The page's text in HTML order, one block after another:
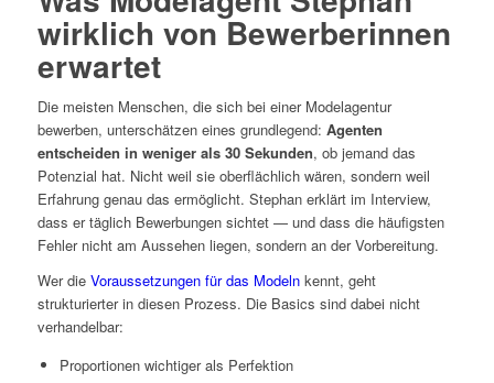
wirklich von Bewerberinnen
erwartet
Die meisten Menschen, die sich bei einer Modelagentur
bewerben, unterschätzen eines grundlegend: Agenten
entscheiden in weniger als 30 Sekunden, ob jemand das
Potenzial hat. Nicht weil sie oberflächlich wären, sondern weil
Erfahrung genau das ermöglicht. Stephan erklärt im Interview,
dass er täglich Bewerbungen sichtet — und dass die häufigsten
Fehler nicht am Aussehen liegen, sondern an der Vorbereitung.
Wer die Voraussetzungen für das Modelnkennt, geht
strukturierter in diesen Prozess. Die Basics sind dabei nicht
verhandelbar:
Proportionen wichtiger als Perfektion